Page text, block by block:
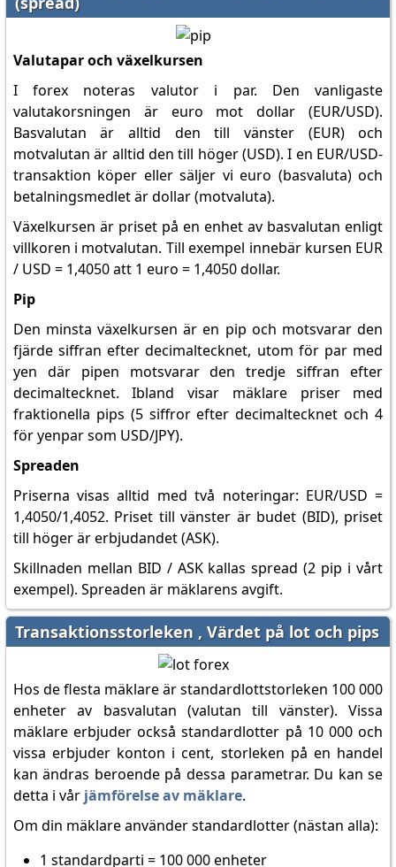
Valutapar och växelkursen
I forex noteras valutor i par. Den vanligaste
valutakorsningen är euro mot dollar (EUR/USD).
Basvalutan är alltid den till vänster (EUR) och
motvalutan är alltid den till höger (USD). I en EUR/USD-
transaktion köper eller säljer vi euro (basvaluta) och
betalningsmedlet är dollar (motvaluta).
Växelkursen är priset på en enhet av basvalutan enligt
villkoren i motvalutan. Till exempel innebär kursen EUR
/ USD = 1,4050 att 1 euro = 1,4050 dollar.
Pip
Den minsta växelkursen är en pip och motsvarar den
fjärde siffran efter decimaltecknet, utom för par med
yen där pipen motsvarar den tredje siffran efter
decimaltecknet. Ibland visar mäklare priser med
fraktionella pips (5 siffror efter decimaltecknet och 4
för yenpar som USD/JPY).
Spreaden
Priserna visas alltid med två noteringar: EUR/USD =
1,4050/1,4052. Priset till vänster är budet (BID), priset
till höger är erbjudandet (ASK).
Skillnaden mellan BID / ASK kallas spread (2 pip i vårt
exempel). Spreaden är mäklarens avgift.
Transaktionsstorleken , Värdet på lot och pips
Hos de flesta mäklare är standardlottstorleken 100 000
enheter av basvalutan (valutan till vänster). Vissa
mäklare erbjuder också standardlotter på 10 000 och
vissa erbjuder konton i cent, storleken på en handel
kan ändras beroende på dessa parametrar. Du kan se
detta i vår jämförelse av mäklare.
Om din mäklare använder standardlotter (nästan alla):
1 standardparti = 100 000 enheter